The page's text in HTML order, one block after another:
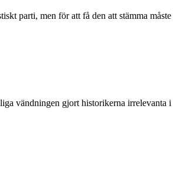
parti, men för att få den att stämma
vändningen gjort historikerna irrelevanta